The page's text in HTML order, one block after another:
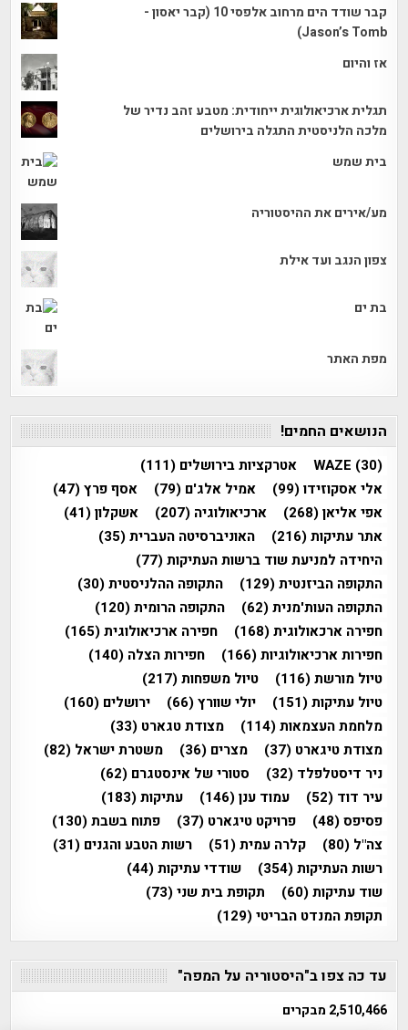
קבר שודד הים מרחוב אלפסי 10 (קבר יאסון -
Jason’s Tomb)
אז והיום
תגלית ארכיאולוגית ייחודית: מטבע זהב נדיר של
מלכה הלניסטית התגלה בירושלים
בית שמש
מע/אירים את ההיסטוריה
צפון הנגב ועד אילת
בת ים
מפת האתר
הנושאים החמים!
WAZE (30) אטרקציות בירושלים (111)
אלי אסקוזידו(99) אמיל אלג'ם (79) אסף פרץ(47)
אפי אליאן(268) ארכיאולוגיה (207) אשקלון(41)
אתר עתיקות(216) האוניברסיטה העברית(35)
היחידה למניעת שוד ברשות העתיקות(77)
התקופה הביזנטית(129) התקופה ההלניסטית(30)
התקופה העות'מנית(62) התקופה הרומית(120)
חפירה ארכאולוגית(168) חפירה ארכיאולוגית(165)
חפירות ארכיאולוגיות(166) חפירות הצלה (140)
טיול מורשת(116) טיול משפחות(217)
טיול עתיקות(151) יולי שוורץ(66) ירושלים (160)
מלחמת העצמאות(114) מצודת טגארט (33)
מצודת טיגארט (37) מצרים (36) משטרת ישראל (82)
ניר דיסטלפלד (32) סטורי של אינסטגרם (62)
עיר דוד (52) עמוד ענן(146) עתיקות(183)
פסיפס(48) פרויקט טיגארט (37) פתוח בשבת(130)
צה"ל (80) קלרה עמית(51) רשות הטבע והגנים (31)
רשות העתיקות(354) שודדי עתיקות(44)
שוד עתיקות(60) תקופת בית שני(73)
תקופת המנדט הבריטי(129)
עד כה צפו ב"היסטוריה על המפה"
2,510,466 מבקרים